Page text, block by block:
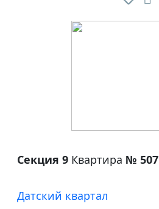
Секция 9 Квартира № 507
Датский квартал